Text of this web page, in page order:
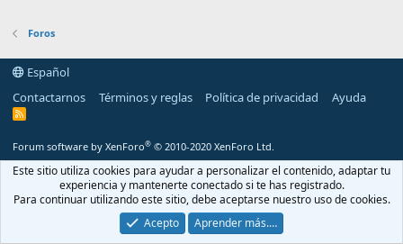
Foros
Español
Contactarnos
Términos y reglas Política de privacidad Ayuda
R
Forum software by XenForo® © 2010-2020 XenForo Ltd.
Este sitio utiliza cookies para ayudar a personalizar el contenido, adaptar tu
experiencia y mantenerte conectado si te has registrado.
Para continuar utilizando este sitio, debe aceptarse nuestro uso de cookies.
Acepto
Aprender más.…